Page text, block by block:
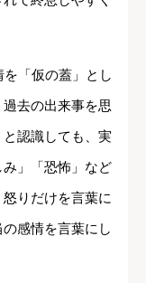
「仮の蓋」とし
去の出来事を思
認識しても、実
」「恐怖」など
りだけを言葉に
感情を言葉にし